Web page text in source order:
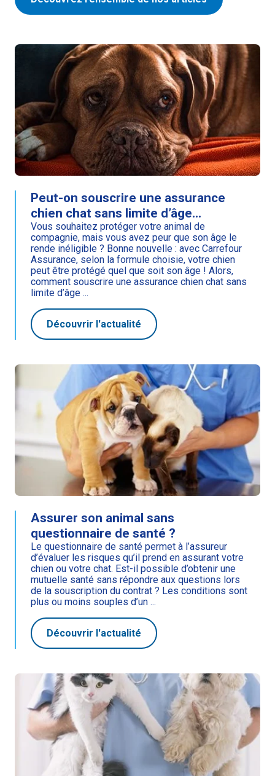
Peut-on souscrire une assurance
chien chat sans limite d’âge...
Vous souhaitez protéger votre animal de
compagnie, mais vous avez peur que son âge le
rende inéligible ? Bonne nouvelle : avec Carrefour
Assurance, selon la formule choisie, votre chien
peut être protégé quel que soit son âge ! Alors,
comment souscrire une assurance chien chat sans
limite d’âge ...
Découvrir l'actualité
Assurer son animal sans
questionnaire de santé ?
Le questionnaire de santé permet à l’assureur
d’évaluer les risques qu’il prend en assurant votre
chien ou votre chat. Est-il possible d’obtenir une
mutuelle santé sans répondre aux questions lors
de la souscription du contrat ? Les conditions sont
plus ou moins souples d’un ...
Découvrir l'actualité